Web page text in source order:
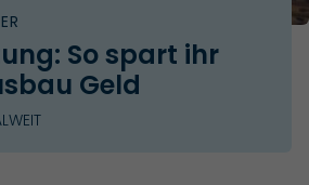
So spart ihr
Geld